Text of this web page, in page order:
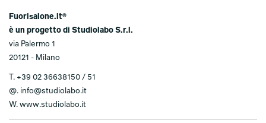
Fuorisalone.it®
è un progetto di Studiolabo S.r.l.
via Palermo 1
20121 - Milano
T. +39 02 36638150 / 51
@. info@studiolabo.it
W. www.studiolabo.it